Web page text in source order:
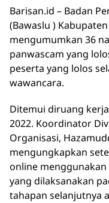
Barisan.id – Badan
(Bawaslu )
mengumumkan 36
panwascam yang
peserta yang lolos
wawancara.
Ditemui diruang
2022. Koordinator
Organisasi,
mengungkapkan
online menggunakan
yang dilaksanakan
tahapan selanjutnya